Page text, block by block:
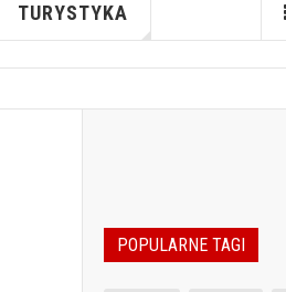
TURYSTYKA
POPULARNE TAGI